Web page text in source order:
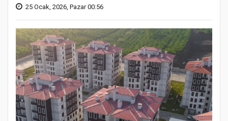
25 Ocak, 2026, Pazar 00:56